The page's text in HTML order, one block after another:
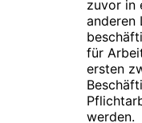
zuvor in
anderen
für
ersten
werden.